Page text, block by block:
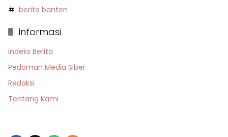
berita banten
Informasi
Indeks Berita
Pedoman Media Siber
Redaksi
Tentang Kami